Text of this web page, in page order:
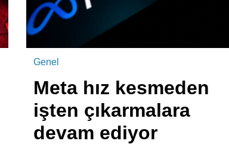
Genel
Meta hız kesmeden
işten çıkarmalara
devam ediyor